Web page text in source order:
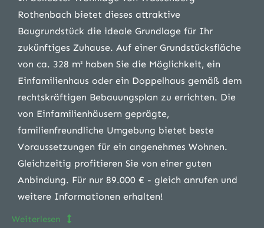
Rothenbach bietet dieses attraktive
Baugrundstück die ideale Grundlage für Ihr
zukünftiges Zuhause. Auf einer Grundstücksfläche
von ca. 328 m² haben Sie die Möglichkeit, ein
Einfamilienhaus oder ein Doppelhaus gemäß dem
rechtskräftigen Bebauungsplan zu errichten. Die
von Einfamilienhäusern geprägte,
familienfreundliche Umgebung bietet beste
Voraussetzungen für ein angenehmes Wohnen.
Gleichzeitig profitieren Sie von einer guten
Anbindung. Für nur 89.000 € - gleich anrufen und
weitere Informationen erhalten!
Weiterlesen